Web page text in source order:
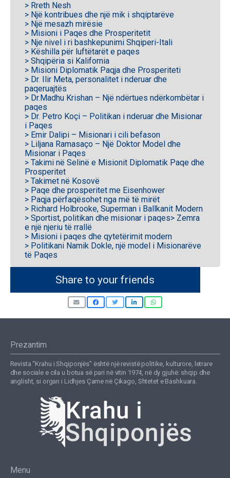
> Rreth Nesh
> Një kontribues dhe një mik i shqiptarëve
> Një mesazh mirësie
> Misioni i Paqes dhe Prosperitetit
> Nje nivel i ri bashkepunimi Shqiperi-Itali
> Këshilla për luftëtarët e paqes
> Shqipëria si Kalifornia
> Misioni Diplomatik Paqja dhe Prosperiteti
> Dr. Ilir Meta, personalitet i nderuar dhe
paqeruajtës
> Dr.Madhu Krishan – Një ndërtues ndërkombëtar i
paqes
> Dr. Petro Koçi – Politikan i nderuar dhe Misionar
i Paqes
> Emir Dalipi – Misionari i cili befason
> Liljana Ramasaço – Një Doktor Model dhe
Misionar i Paqes
> Takimi në Selinë e Misionit Diplomatik Paqe dhe
Prosperitet
> Takimet në Kosovë
> Paqe dhe prosperitet me Eisenhower
> Paqja përfaqësohet nga më të mirët
> Richard Holbrooke, Superman i Ballkanit Modern
> Sportist, politikan dhe misionar i paqes> Zemra
e një njeriu të rrallë
> Misioni i paqes dhe qytetërimit modern
> Politikani Namik Dokle, një model i Misionarëve
të Paqes
Share to your friends
Prezantim
Revista “Krahu i Shqiponjës” është një revistë politike, kulturore, letrare
dhe sociale e cila u botua së pari në vitin 1974, në dy gjuhë: shqip dhe
anglisht, si organ i Lidhjes Çame në Çikago, Shtetet e Bashkuara.
Menu